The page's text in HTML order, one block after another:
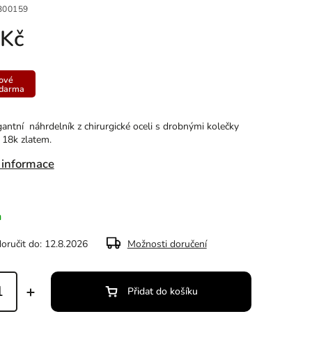
náhrdelník z chirurgické oceli s drobnými kolečky
zlatem.
do: 12.8.2026 Možnosti doručení
Přidat do košíku